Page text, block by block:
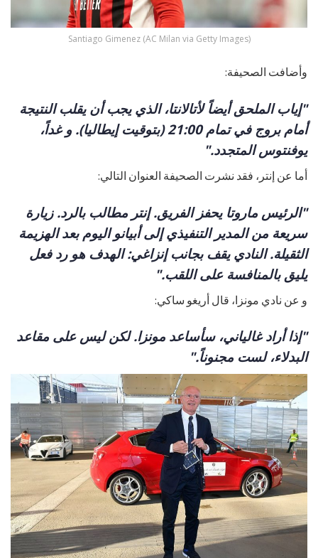
Santiago Gimenez (AC Milan via Getty Images)
وأضافت الصحيفة:
"إياب الملحق أيضاً لأتالانتا، الذي يجب أن يقلب النتيجة
أمام بروج في تمام 21:00 (بتوقيت إيطاليا). و غداً،
يوفنتوس المتجدد."
أما عن إنتر، فقد نشرت الصحيفة العنوان التالي:
"الرئيس ماروتا يحفز الفريق. إنتر مطالب بالرد. زيارة
سريعة من المدير التنفيذي إلى أبيانو اليوم بعد الهزيمة
الثقيلة. النادي يقف بجانب إنزاغي: الهدف هو رد فعل
يليق بالمنافسة على اللقب."
و عن نادي مونزا، قال أريغو ساكي:
"إذا أراد غالياني، سأساعد مونزا. لكن ليس على مقاعد
البدلاء، لست مجنوناً."